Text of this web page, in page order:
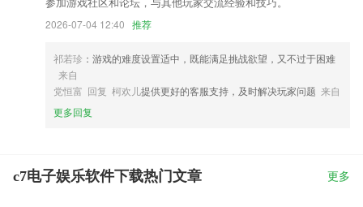
2026-07-04 12:40 推荐
祁若珍 ：游戏的难度设置适中，既能满足挑战欲望，又不过于困难
来自
党恒富 回复 柯欢儿提供更好的客服支持，及时解决玩家问题 来自
更多回复
c7电子娱乐软件下载热门文章 更多